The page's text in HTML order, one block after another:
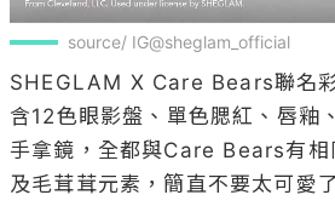
source/ IG@sheglam_official
SHEGLAM X Care Bears聯名
含12色眼影盤、單色腮紅、唇釉
手拿鏡，全都與Care Bears有相
及毛茸茸元素，簡直不要太可愛